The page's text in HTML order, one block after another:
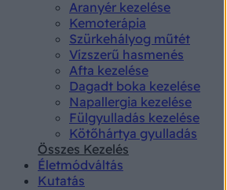
Aranyér kezelése
Kemoterápia
Szürkehályog műtét
Vízszerű hasmenés
Afta kezelése
Dagadt boka kezelése
Napallergia kezelése
Fülgyulladás kezelése
Kötőhártya gyulladás
Összes Kezelés
Életmódváltás
Kutatás